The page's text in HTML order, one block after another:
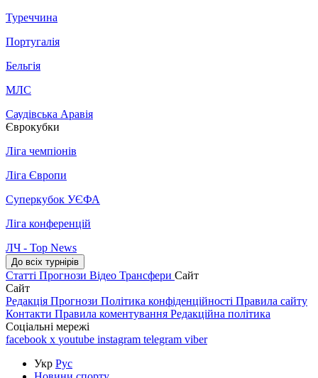
Туреччина
Португалія
Бельгія
МЛС
Саудівська Аравія
Єврокубки
Ліга чемпіонів
Ліга Європи
Суперкубок УЄФА
Ліга конференцій
ЛЧ - Top News
До всіх турнірів
Статті Прогнози Відео Трансфери Сайт
Сайт
Редакція Прогнози Політика конфіденційності Правила сайту
Контакти Правила коментування Редакційна політика
Соціальні мережі
facebook x youtube instagram telegram viber
Укр Рус